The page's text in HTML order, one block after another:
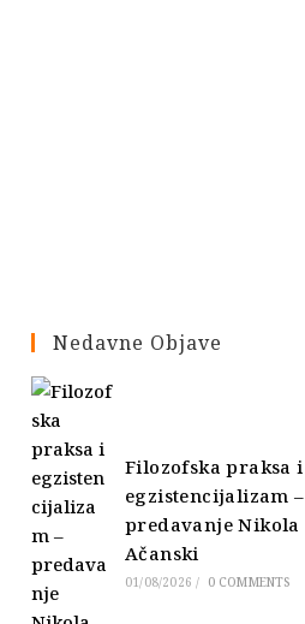
Nedavne Objave
Filozofska praksa i
egzistencijalizam –
predavanje Nikola
Ačanski
01/08/2026 / 0 COMMENTS